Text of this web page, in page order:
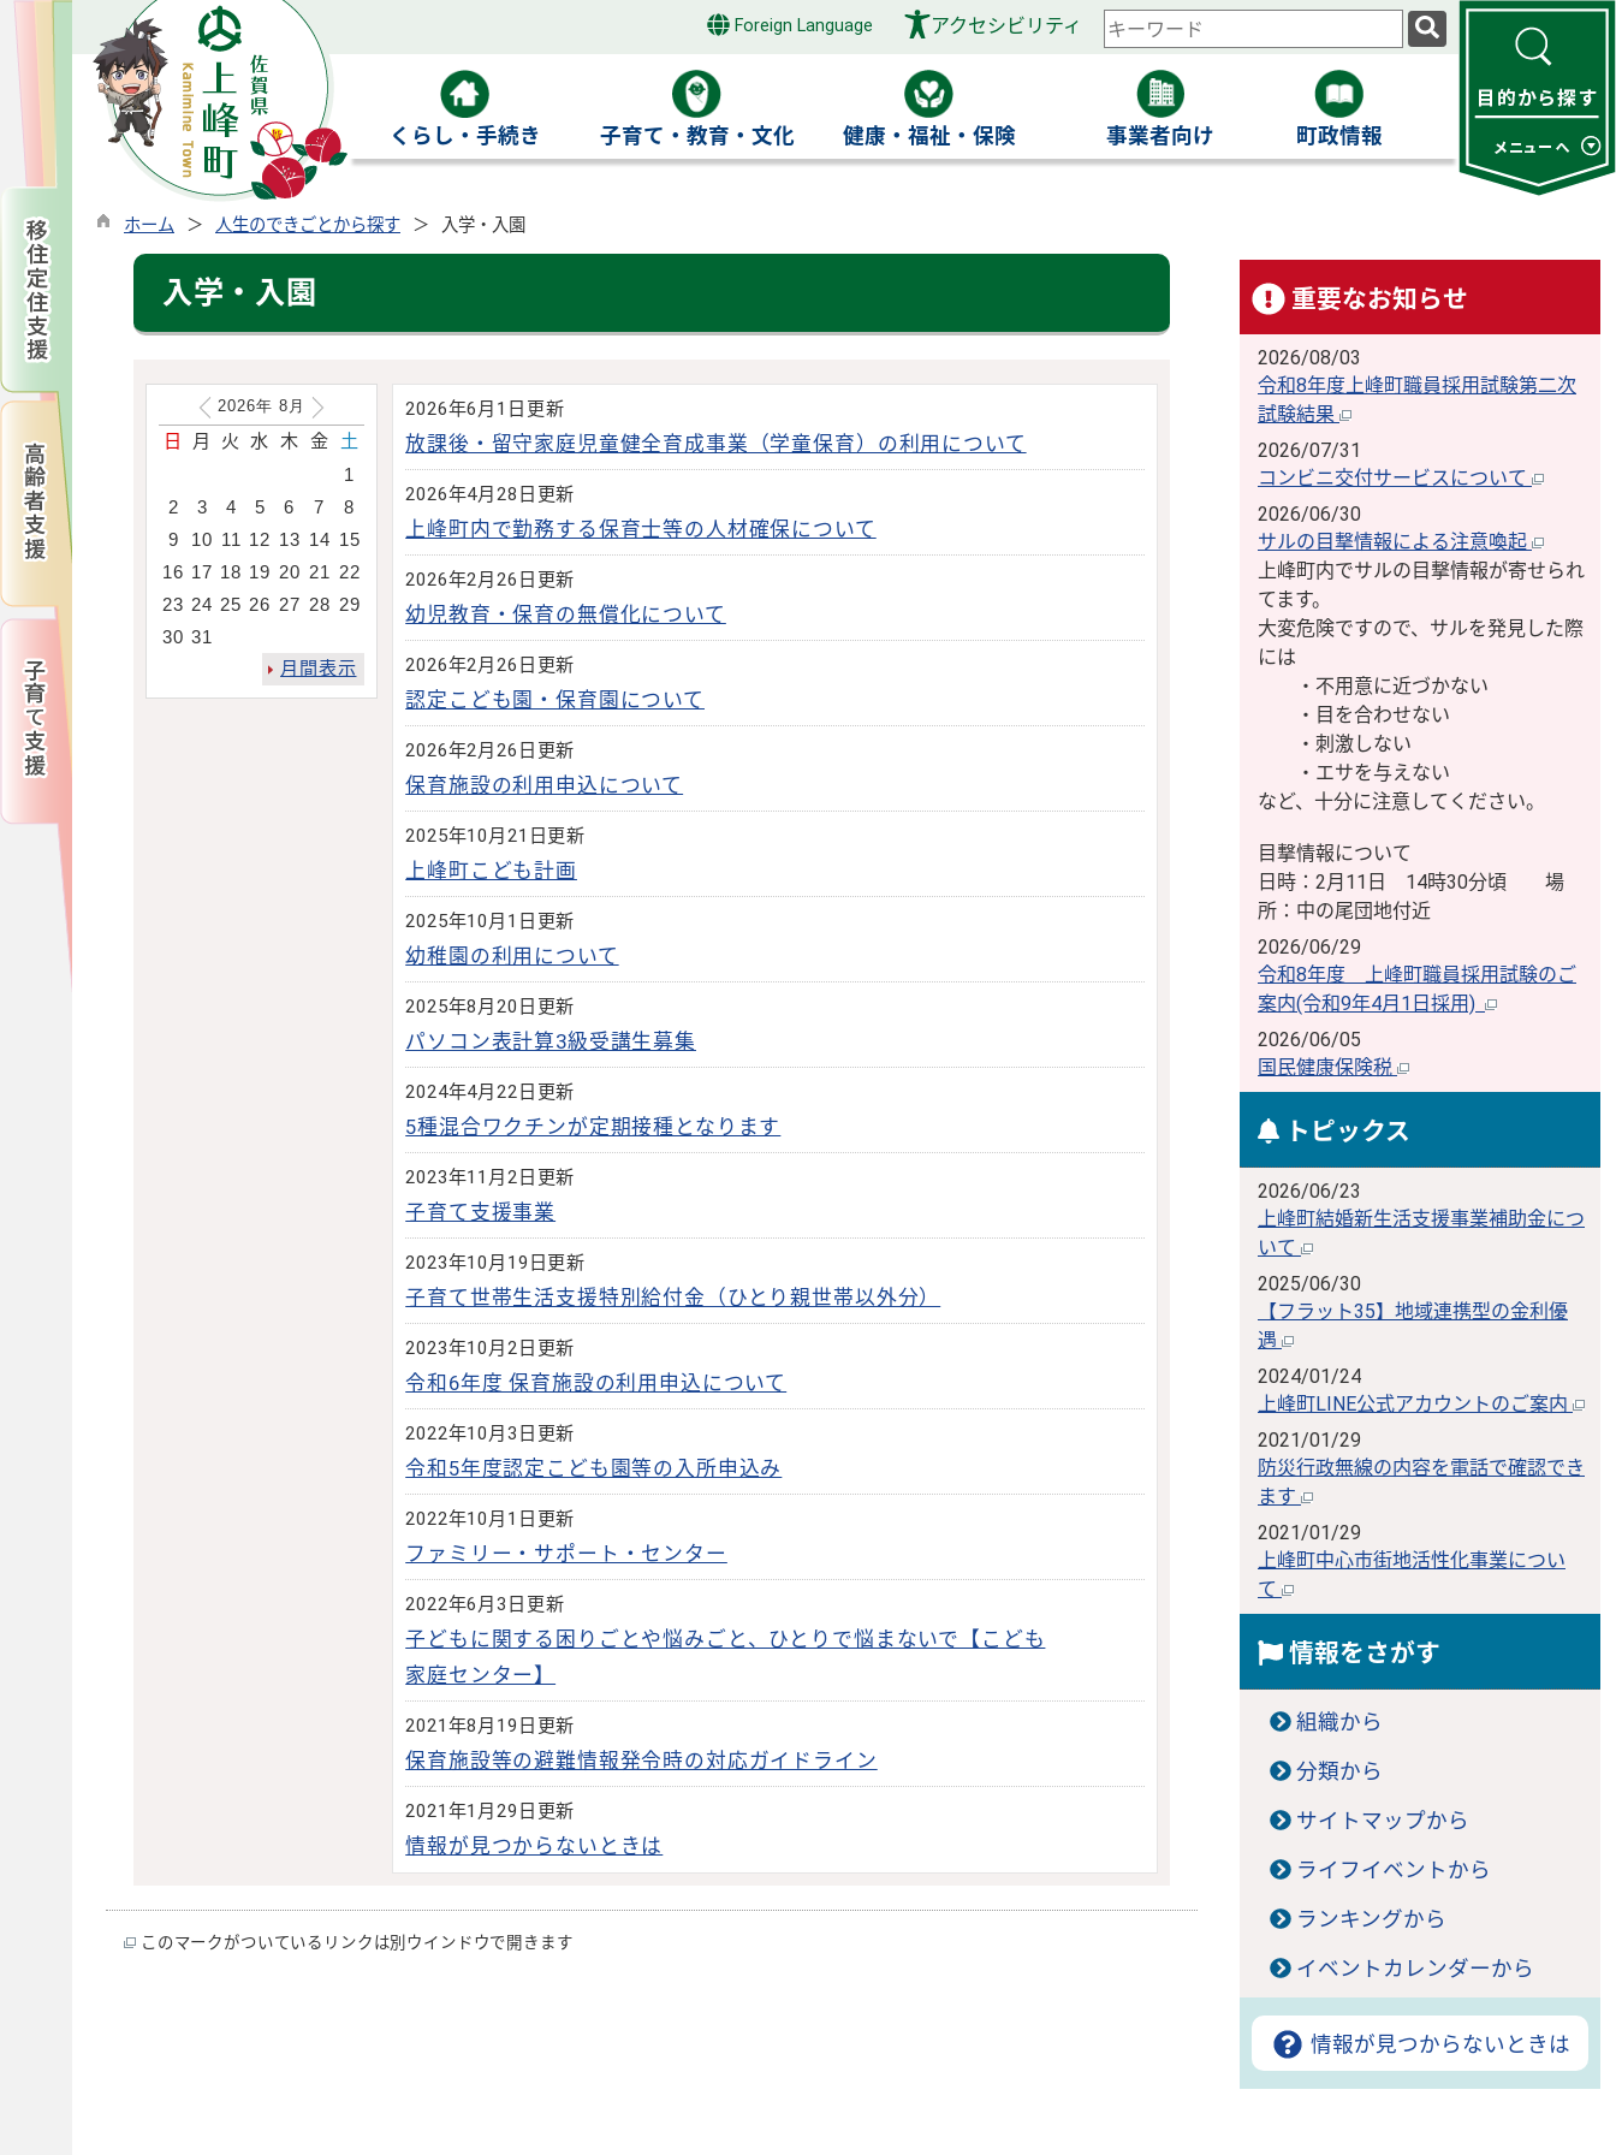
Foreign Language アクセシビリティ
検
索
ワ
ー
くらし・手続き 子育て・教育・文化 健康・福祉・保険 事業者向け 町政情報
ホーム 人生のできごとから探す 入学・入園
入学・入園
2026年6月1日更新
放課後・留守家庭児童健全育成事業（学童保育）の利用について
2026年4月28日更新
上峰町内で勤務する保育士等の人材確保について
2026年2月26日更新
幼児教育・保育の無償化について
2026年2月26日更新
認定こども園・保育園について
2026年2月26日更新
保育施設の利用申込について
2025年10月21日更新
上峰町こども計画
2025年10月1日更新
幼稚園の利用について
2025年8月20日更新
パソコン表計算3級受講生募集
2024年4月22日更新
5種混合ワクチンが定期接種となります
2023年11月2日更新
子育て支援事業
2023年10月19日更新
子育て世帯生活支援特別給付金（ひとり親世帯以外分）
2023年10月2日更新
令和6年度 保育施設の利用申込について
2022年10月3日更新
令和5年度認定こども園等の入所申込み
2022年10月1日更新
ファミリー・サポート・センター
2022年6月3日更新
子どもに関する困りごとや悩みごと、ひとりで悩まないで【こども
家庭センター】
2021年8月19日更新
保育施設等の避難情報発令時の対応ガイドライン
2021年1月29日更新
情報が見つからないときは
2026年 8 月
日 月 火 水 木 金 土
1
2
3 4 5 6 7
8
9
10 11 12 13 14 15
16 17 18 19 20 21 22
23 24 25 26 27 28 29
30 31
月間表示
このマークがついているリンクは別ウインドウで開きます
重要なお知らせ
2026/08/03
令和8年度上峰町職員採用試験第二次
試験結果
2026/07/31
コンビニ交付サービスについて
2026/06/30
サルの目撃情報による注意喚起
上峰町内でサルの目撃情報が寄せられ
てます。
大変危険ですので、サルを発見した際
には
・不用意に近づかない
・目を合わせない
・刺激しない
・エサを与えない
など、十分に注意してください。
目撃情報について
日時：2月11日 14時30分頃 場
所：中の尾団地付近
2026/06/29
令和8年度 上峰町職員採用試験のご
案内(令和9年4月1日採用)
2026/06/05
国民健康保険税
トピックス
2026/06/23
上峰町結婚新生活支援事業補助金につ
いて
2025/06/30
【フラット35】地域連携型の金利優
遇
2024/01/24
上峰町LINE公式アカウントのご案内
2021/01/29
防災行政無線の内容を電話で確認でき
ます
2021/01/29
上峰町中心市街地活性化事業につい
て
情報をさがす
組織から
分類から
サイトマップから
ライフイベントから
ランキングから
イベントカレンダーから
情報が見つからないときは